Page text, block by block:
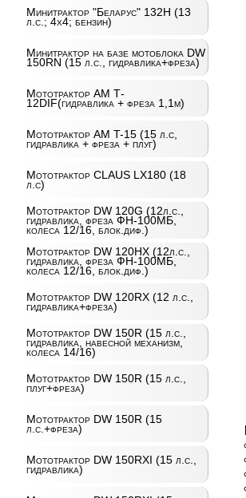
Минитрактор "Беларус" 132Н (13
л.с.; 4х4; бензин)
Минитрактор на базе мотоблока DW
150RN (15 л.с., гидравлика+фреза)
Мототрактор AM T­
12DIF(гидравлика + фреза 1,1м)
Мототрактор AM T-15 (15 л.с,
гидравлика + фреза + плуг)
Мототрактор CLAUS LX180 (18
л.с)
Мототрактор DW 120G (12л.с.,
гидравлика, фреза ФН-100МБ,
колеса 12/16, блок.диф.)
Мототрактор DW 120HX (12л.с.,
гидравлика, фреза ФН-100МБ,
колеса 12/16, блок.диф.)
Мототрактор DW 120RX (12 л.с.,
гидравлика+фреза)
Мототрактор DW 150R (15 л.с.,
гидравлика, навесной механизм,
колеса 14/16)
Мототрактор DW 150R (15 л.с.,
плуг+фреза)
Мототрактор DW 150R (15
л.с.+фреза)
Мототрактор DW 150RXI (15 л.с.,
гидравлика)